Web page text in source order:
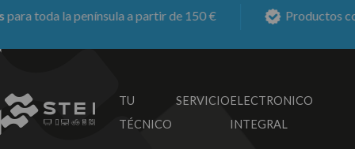
toda la península a partir de 150 € Productos con
TU SERVICIO
TÉCNICO
ELECTRONICO
INTEGRAL